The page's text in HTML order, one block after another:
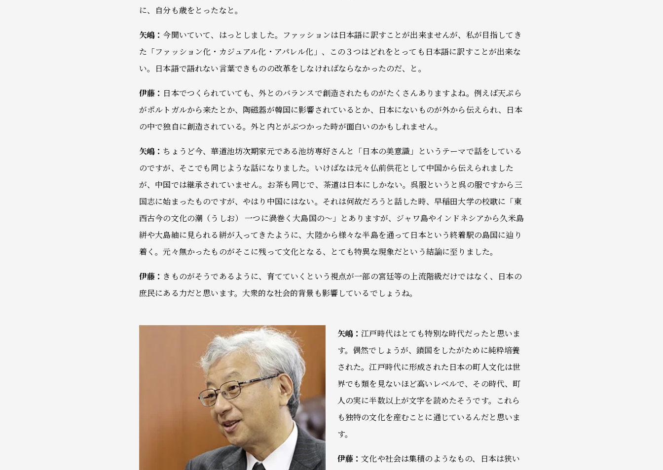
に、自分も歳をとったなと。
矢嶋：今聞いていて、はっとしました。ファッションは日本語に訳すことが出来ませんが、私が目指してき
た「ファッション化・カジュアル化・アパレル化」、この３つはどれをとっても日本語に訳すことが出来な
い。日本語で語れない言葉できものの改革をしなければならなかったのだ、と。
伊藤： 日本でつくられていても、外とのバランスで創造されたものがたくさんありますよね。例えば天ぷら
がポルトガルから来たとか、陶磁器が韓国に影響されているとか、日本にないものが外から伝えられ、日本
の中で独自に創造されている。外と内とがぶつかった時が面白いのかもしれません。
矢嶋： ちょうど今、華道池坊次期家元である池坊専好さんと「日本の美意識」というテーマで話をしている
のですが、そこでも同じような話になりました。いけばなは元々仏前供花として中国から伝えられました
が、中国では継承されていません。お茶も同じで、茶道は日本にしかない。呉服というと呉の服ですから三
国志に始まったものですが、やはり中国にはない。それは何故だろうと話した時、早稲田大学の校歌に「東
西古今の文化の潮（うしお） 一つに渦巻く大島国の～」とありますが、ジャワ島やインドネシアから久米島
絣や大島紬に見られる絣が入ってきたように、大陸から様々な半島を通って日本という終着駅の島国に辿り
着く。元々無かったものがそこに残って文化となる、とても特異な現象だという結論に至りました。
伊藤： きものがそうであるように、育てていくという視点が一部の宮廷等の上流階級だけではなく、日本の
庶民にある力だと思います。大衆的な社会的背景も影響しているでしょうね。
矢嶋：江戸時代はとても特別な時代だったと思いま
す。偶然でしょうが、鎖国をしたがために純粋培養
された。江戸時代に形成された日本の町人文化は世
界でも類を見ないほど高いレベルで、その時代、町
人の実に半数以上が文字を読めたそうです。これら
も独特の文化を産むことに通じているんだと思いま
す。
伊藤：文化や社会は集積のようなもの、日本は狭い